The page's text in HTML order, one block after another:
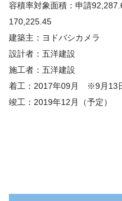
容積率対象面積：申請
170,225.45
建築主：ヨドバシカメラ
設計者：五洋建設
施工者：五洋建設
着工： 2017年09月 ※9月 13
竣工： 2019年12月（予定）